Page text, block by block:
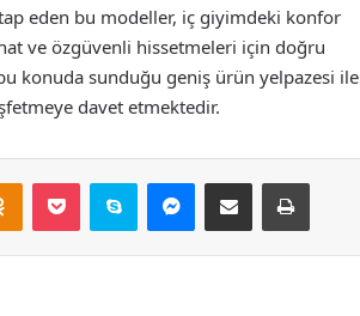
eden bu modeller, iç giyimdeki konfor
ve özgüvenli hissetmeleri için doğru
konuda sunduğu geniş ürün yelpazesi ile
davet etmektedir.
Odnoklassniki
Pocket Skype Messenger
E-Posta ile paylaş Yazdır